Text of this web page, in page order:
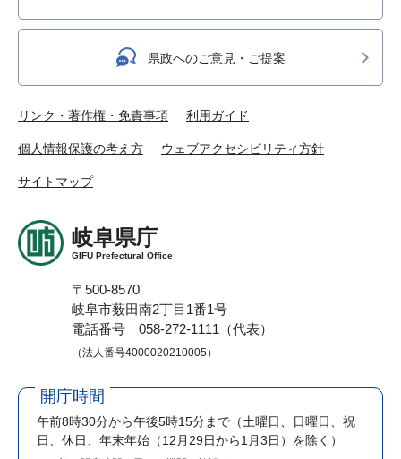
県政へのご意見・ご提案
リンク・著作権・免責事項 利用ガイド
個人情報保護の考え方 ウェブアクセシビリティ方針
サイトマップ
岐阜県庁
GIFU Prefectural Office
〒500-8570
岐阜市薮田南2丁目1番1号
電話番号 058-272-1111（代表）
（法人番号4000020210005）
開庁時間
午前8時30分から午後5時15分まで （土曜日、日曜日、祝
日、休日、年末年始（12月29日から1月3日）を除く）